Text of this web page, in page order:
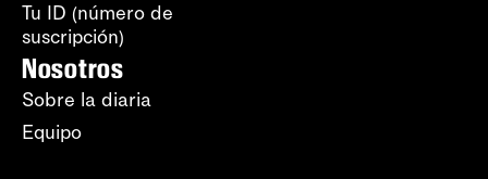
Tu ID (número de
suscripción)
Nosotros
Sobre la diaria
Equipo